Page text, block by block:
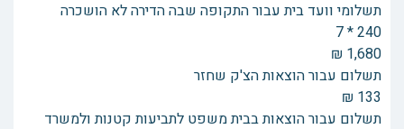
תשלומי וועד בית עבור התקופה שבה הדירה לא הושכרה
240 * 7
1,680 ₪
תשלום עבור הוצאות הצ'ק שחזר
133 ₪
תשלום עבור הוצאות בבית משפט לתביעות קטנות ולמשרד